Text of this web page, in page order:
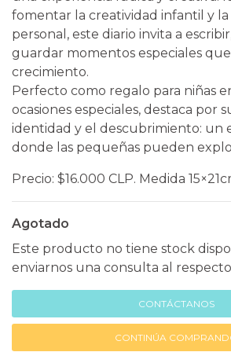
fomentar la creatividad infantil y la
personal, este diario invita a
guardar momentos especiales
crecimiento.
Perfecto como regalo para niñas
ocasiones especiales, destaca por
identidad y el descubrimiento: un
donde las pequeñas pueden
Precio: $16.000 CLP. Medida
Agotado
Este producto no tiene stock
enviarnos una consulta al
CONTÁCTANOS
CONTINÚA